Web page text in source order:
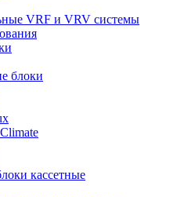
VRF и VRV системы
блоки
кассетные